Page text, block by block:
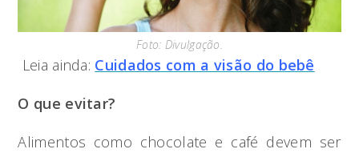
Foto: Divulgação.
Leia ainda: Cuidados com a visão do bebê
O que evitar?
Alimentos como chocolate e café devem ser